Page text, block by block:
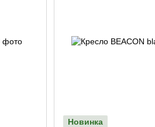
Новинка